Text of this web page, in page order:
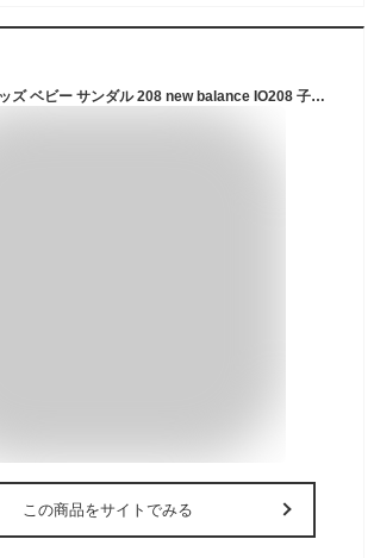
ニューバランス キッズ ベビー サンダル 208 new balance IO208 子供靴 水遊び 川遊び 海 ブラック ピンク ブルー レッド カーキ NB
この商品をサイトでみる